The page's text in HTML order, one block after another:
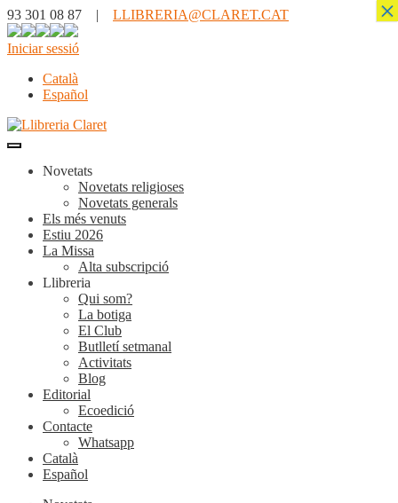
93 301 08 87 | LLIBRERIA@CLARET.CAT
Iniciar sessió
Català
Español
Novetats
Novetats religioses
Novetats generals
Els més venuts
Estiu 2026
La Missa
Alta subscripció
Llibreria
Qui som?
La botiga
El Club
Butlletí setmanal
Activitats
Blog
Editorial
Ecoedició
Contacte
Whatsapp
Català
Español
×